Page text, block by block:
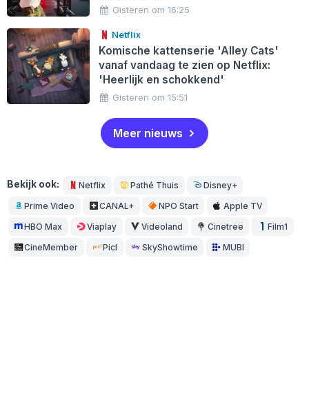
Gisteren om 16:25
Netflix
Komische kattenserie 'Alley Cats'
vanaf vandaag te zien op Netflix:
'Heerlijk en schokkend'
Gisteren om 15:51
Meer nieuws
Bekijk ook: Netflix Pathé Thuis Disney+
Prime Video CANAL+ NPO Start Apple TV
HBO Max Viaplay Videoland Cinetree Film1
CineMember Picl SkyShowtime MUBI